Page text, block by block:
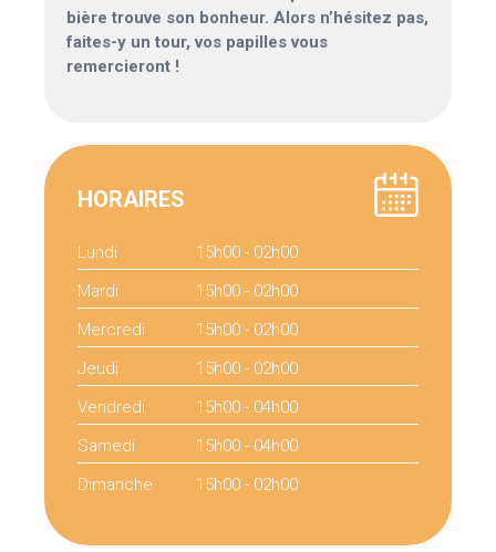
bière trouve son bonheur. Alors n’hésitez pas,
faites-y un tour, vos papilles vous
remercieront !
HORAIRES
Lundi
15h00 - 02h00
Mardi
15h00 - 02h00
Mercredi
15h00 - 02h00
Jeudi
15h00 - 02h00
Vendredi
15h00 - 04h00
Samedi
15h00 - 04h00
Dimanche
15h00 - 02h00